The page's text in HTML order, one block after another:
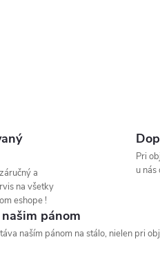
a
na všetky
eshope !
Pri
u
pánom
naším pánom na stálo, nielen pri